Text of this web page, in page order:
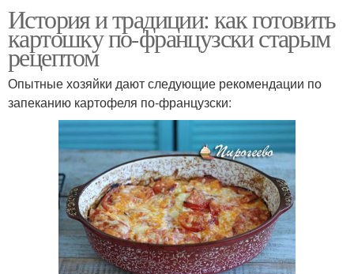
История и традиции: как готовить
картошку по-французски старым
рецептом
Опытные хозяйки дают следующие рекомендации по
запеканию картофеля по-французски: